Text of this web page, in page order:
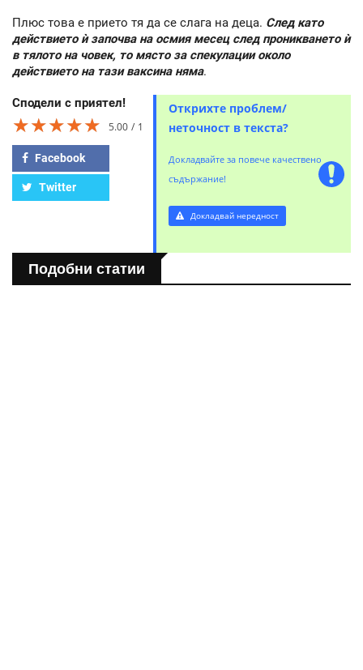
Плюс това е прието тя да се слага на деца. След като
действието ѝ започва на осмия месец след проникването ѝ
в тялото на човек, то място за спекулации около
действието на тази ваксина няма.
Сподели с приятел!
★★★★★
★★★★★
★★★★★ 5.00 1
Facebook
Twitter
Открихте проблем/
неточност в текста?
Докладвайте за повече качествено
съдържание!
Докладвай нередност
Подобни статии